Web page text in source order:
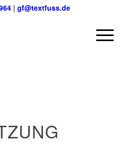
|gf@textfuss.de